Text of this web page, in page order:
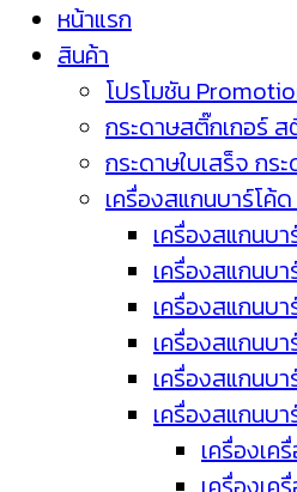
หน้าแรก
สินค้า
โปรโมชัน
กระดาษสติ๊กเกอร์
กระดาษใบเสร็จ กร
เครื่องสแกนบาร์โค้
เครื่องสแกนบ
เครื่องสแกนบ
เครื่องสแกนบ
เครื่องสแกนบ
เครื่องสแกนบ
เครื่องสแกนบ
เครื่องเค